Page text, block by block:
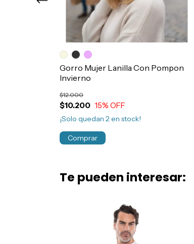
Gorro Mujer Lanilla Con Pompon
Invierno
$10.200
$12.000
15% OFF
¡Solo quedan 2en stock!
Comprar
Te pueden interesar: